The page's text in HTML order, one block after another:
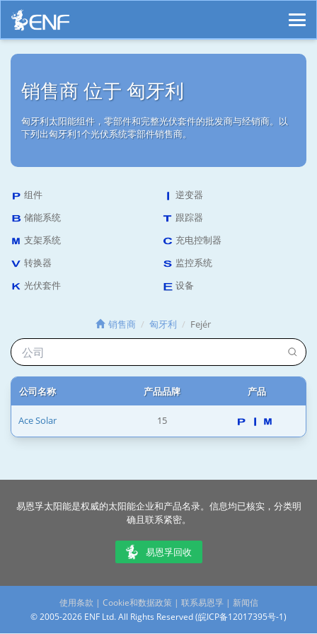
销售商 位于 匈牙利
匈牙利太阳能组件，零部件和完整光伏套件的批发商与经销商。以
下列出匈牙利1个光伏系统零部件销售商。
组件
逆变器
储能系统
跟踪器
支架系统
充电控制器
转换器
监控系统
光伏套件
设备
销售商 匈牙利 Fejér
公司名称 产品品牌 产品
Ace Solar 15
易恩孚太阳能是权威的太阳能企业和产品名录。信息均已核实，分类明
确且联系紧密。
易恩孚回收
使用条款 | Cookie和数据政策| 联系易恩孚 | 新闻信
© 2005-2026 ENF Ltd. All Rights Reserved (皖ICP备12017395号-1)